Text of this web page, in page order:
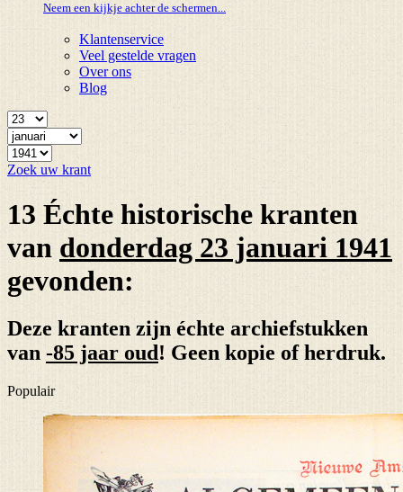
Neem een kijkje achter de schermen...
Klantenservice
Veel gestelde vragen
Over ons
Blog
Zoek uw krant
13 Échte historische kranten
van donderdag 23 januari 1941
gevonden:
Deze kranten zijn échte archiefstukken
van -85 jaar oud ! Geen kopie of herdruk.
Populair